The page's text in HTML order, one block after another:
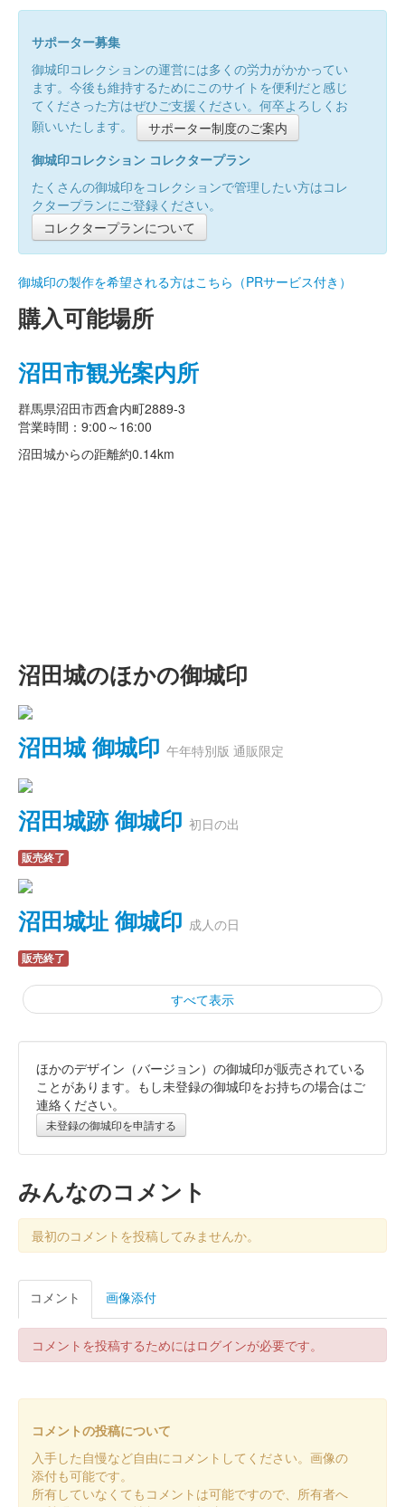
サポーター募集
御城印コレクションの運営には多くの労力がかかってい
ます。今後も維持するためにこのサイトを便利だと感じ
てくださった方はぜひご支援ください。何卒よろしくお
願いいたします。
サポーター制度のご案内
御城印コレクション コレクタープラン
たくさんの御城印をコレクションで管理したい方はコレ
クタープランにご登録ください。
コレクタープランについて
御城印の製作を希望される方はこちら（PRサービス付き）
購入可能場所
沼田市観光案内所
群馬県沼田市西倉内町2889-3
営業時間：9:00～16:00
沼田城からの距離約0.14km
沼田城のほかの御城印
沼田城 御城印 午年特別版 通販限定
沼田城跡 御城印 初日の出
販売終了
沼田城址 御城印 成人の日
販売終了
すべて表示
霞城（沼田城）御城印 旧暦（睦月）2026年版
販売終了
沼田城跡 御城印 昭和百年 十二月版
販売終了
沼田城跡 御城印
沼田城跡 御城印
ほかのデザイン（バージョン）の御城印が販売されている
ことがあります。もし未登録の御城印をお持ちの場合はご
連絡ください。
未登録の御城印を申請する
みんなのコメント
最初のコメントを投稿してみませんか。
コメント 画像添付
コメントを投稿するためにはログインが必要です。
コメントの投稿について
入手した自慢など自由にコメントしてください。画像の
添付も可能です。
所有していなくてもコメントは可能ですので、所有者へ